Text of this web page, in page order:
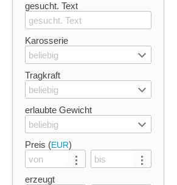
gesucht. Text
Karosserie
beliebig
Tragkraft
beliebig
erlaubte Gewicht
beliebig
Preis (EUR)
erzeugt